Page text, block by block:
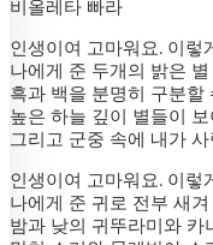
비올레타 빠라
인생이여 고마워요. 이렇
나에게 준 두개의 밝은
흑과 백을 분명히 구분할
높은 하늘 깊이 별들이 보
그리고 군중 속에 내가
인생이여 고마워요. 이렇
나에게 준 귀로 전부 새
밤과 낮의 귀뚜라미와 카